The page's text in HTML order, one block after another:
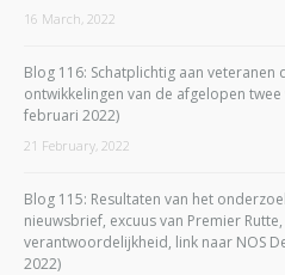
16 March, 2022
Blog 116: Schatplichtig aan
ontwikkelingen van de afgelopen
februari 2022)
21 February, 2022
Blog 115: Resultaten van het
nieuwsbrief, excuus van Premier
verantwoordelijkheid, link naar NOS
2022)